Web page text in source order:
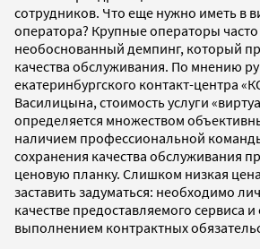
сотрудников. Что еще нужно иметь в
оператора? Крупные операторы
необоснованный демпинг, который
качества обслуживания. По мнению
екатеринбургского контакт-центра
Василицына, стоимость услуги
определяется множеством
наличием профессиональной
сохранения качества обслуживания
ценовую планку. Слишком низкая
заставить задуматься: необходимо
качестве предоставляемого сервиса и
выполнением контрактных